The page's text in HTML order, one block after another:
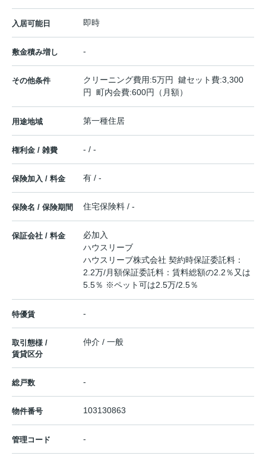
入居可能日 即時
敷金積み増し -
その他条件
クリーニング費用:5万円 鍵セット費:3,300
円 町内会費:600円（月額）
用途地域 第一種住居
権利金 / 雑費 - / -
保険加入 / 料金 有 / -
保険名 / 保険期間 住宅保険料 / -
保証会社 / 料金
必加入
ハウスリーブ
ハウスリーブ株式会社 契約時保証委託料：
2.2万/月額保証委託料：賃料総額の2.2％又は
5.5％ ※ペット可は2.5万/2.5％
特優賃 -
取引態様 /
賃貸区分
仲介 / 一般
総戸数 -
物件番号 103130863
管理コード -